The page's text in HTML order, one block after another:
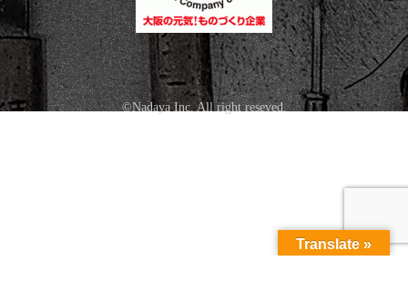
©Nadaya Inc. All right reseved.
Translate »